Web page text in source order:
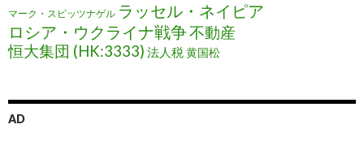
マーク・スピッツナゲル ラッセル・ネイピア
ロシア・ウクライナ戦争不動産
恒大集団 (HK:3333) 法人税黄国松
AD